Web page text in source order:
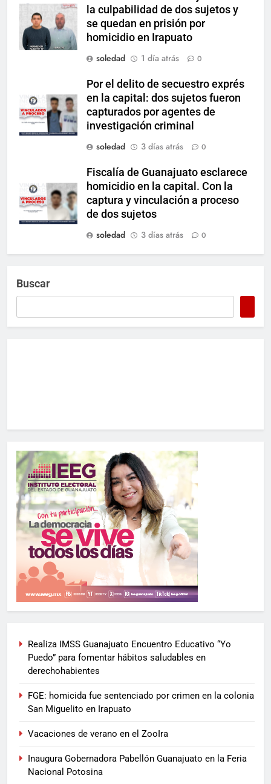
la culpabilidad de dos sujetos y
se quedan en prisión por
homicidio en Irapuato
soledad
1 día atrás 0
Por el delito de secuestro exprés
en la capital: dos sujetos fueron
capturados por agentes de
investigación criminal
soledad
3 días atrás 0
Fiscalía de Guanajuato esclarece
homicidio en la capital. Con la
captura y vinculación a proceso
de dos sujetos
soledad
3 días atrás 0
Buscar
Realiza IMSS Guanajuato Encuentro Educativo “Yo
Puedo” para fomentar hábitos saludables en
derechohabientes
FGE: homicida fue sentenciado por crimen en la colonia
San Miguelito en Irapuato
Vacaciones de verano en el ZooIra
Inaugura Gobernadora Pabellón Guanajuato en la Feria
Nacional Potosina